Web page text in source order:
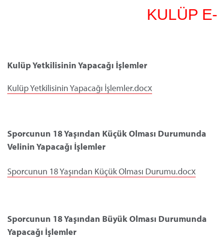
				KULÜP
Kulüp Yetkilisinin Yapacağı İşlemler
Kulüp Yetkilisinin Yapacağı İşlemler.docx
Sporcunun 18 Yaşından Küçük Olması Durumunda
Velinin Yapacağı İşlemler
Sporcunun 18 Yaşından Küçük Olması Durumu.docx
Sporcunun 18 Yaşından Büyük Olması Durumunda
Yapacağı İşlemler